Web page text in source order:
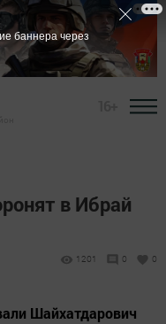
в Ибрай
1201 0 0
Шайхатдарович
баннера через